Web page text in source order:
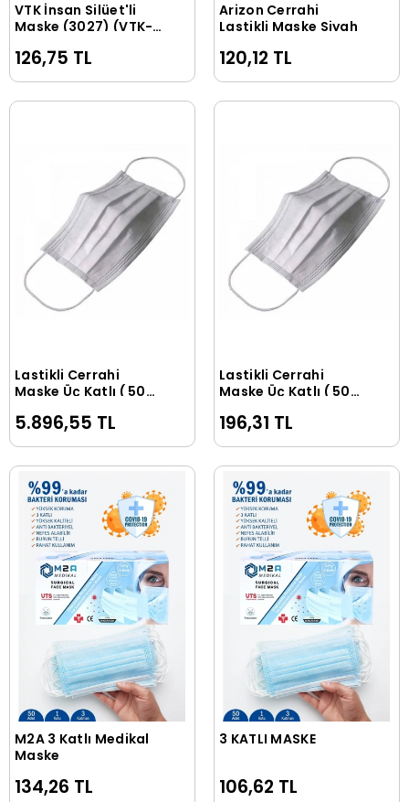
Sepete Ekle
VTK İnsan Silüet'li
Maske (3027) (VTK-
126,75 TL
Sepete Ekle
Arizon Cerrahi
Lastikli Maske Siyah
120,12 TL
Sepete Ekle
Lastikli Cerrahi
Maske Üç Katlı ( 50
5.896,55 TL
Sepete Ekle
Lastikli Cerrahi
Maske Üç Katlı ( 50
196,31 TL
Sepete Ekle
M2A 3 Katlı Medikal
Maske
134,26 TL
Sepete Ekle
3 KATLI MASKE
106,62 TL